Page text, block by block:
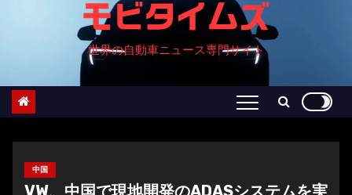
プ
モビタイムズ
世界の自動車ニュース専門サイト
中国
VW、中国で現地開発のADASシステムを実